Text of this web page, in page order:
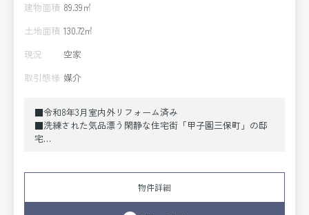
建物面積 89.39㎡
土地面積 130.72㎡
現況
空家
取引態様 媒介
■令和8年3月室内外リフォーム済み
■洗練された気品漂う閑静な住宅街「甲子園三保町」の邸
宅
物件詳細